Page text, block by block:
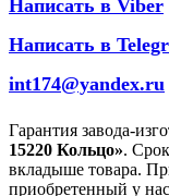
Написать в Viber
Написать в
int174@yandex.ru
Гарантия завода-
15220 Кольцо».
вкладыше товара.
приобретенный у